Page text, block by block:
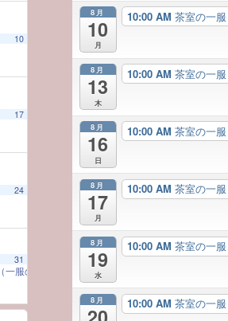
10:00 AM
本の美に触れる） 10:00 AM
10
10:00 AM
日本の美に触れる）10:00 AM
17
日本の美に触れる）10:00 AM
24
31
一服のお茶とともに 日本の美に触れる）
8月
10
月
10:00 AM 茶室の一服
8月
13
木
10:00 AM 茶室の一服
8月
16
日
10:00 AM 茶室の一服
8月
17
月
10:00 AM 茶室の一服
8月
19
水
10:00 AM 茶室の一服
8月 10:00 AM 茶室の一服